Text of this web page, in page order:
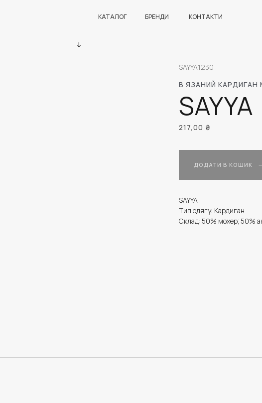
КАТАЛОГ БРЕНДИ КОНТАКТИ
В ЯЗАНИЙ КАРДИГАН
SAYYA
SAYYA1230
217,00 ₴
ДОДАТИ В КОШИК
SAYYA
Тип одягу: Кардиган
Склад: 50% мохер; 50%